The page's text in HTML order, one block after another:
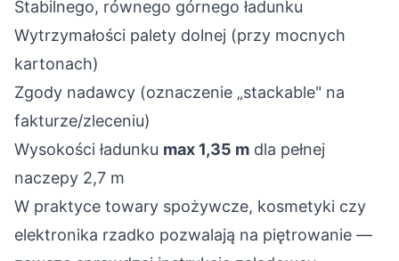
Stabilnego, równego górnego ładunku
Wytrzymałości palety dolnej (przy mocnych
kartonach)
Zgody nadawcy (oznaczenie „stackable" na
fakturze/zleceniu)
Wysokości ładunku max 1,35 m dla pełnej
naczepy 2,7 m
W praktyce towary spożywcze, kosmetyki czy
elektronika rzadko pozwalają na piętrowanie —